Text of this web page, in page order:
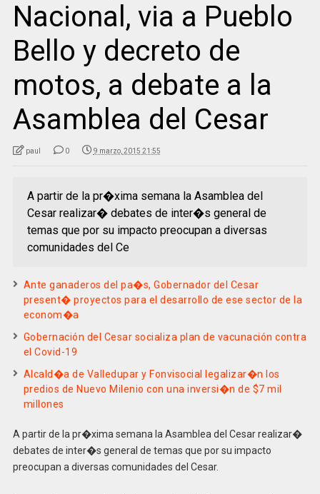
Nacional, via a Pueblo
Bello y decreto de
motos, a debate a la
Asamblea del Cesar
paul 0 9 marzo, 2015 21:55
A partir de la pr�xima semana la Asamblea del
Cesar realizar� debates de inter�s general de
temas que por su impacto preocupan a diversas
comunidades del Ce
Ante ganaderos del pa�s, Gobernador del Cesar
present� proyectos para el desarrollo de ese sector de la
econom�a
Gobernación del Cesar socializa plan de vacunación contra
el Covid-19
Alcald�a de Valledupar y Fonvisocial legalizar�n los
predios de Nuevo Milenio con una inversi�n de $7 mil
millones
A partir de la pr�xima semana la Asamblea del Cesar realizar�
debates de inter�s general de temas que por su impacto
preocupan a diversas comunidades del Cesar.